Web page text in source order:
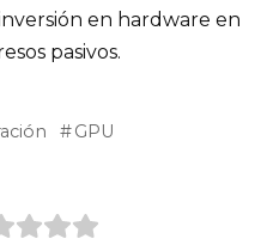
en hardware en
pasivos.
GPU